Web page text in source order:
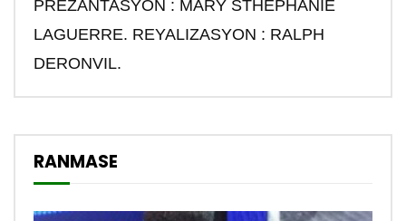
PREZANTASYON : MARY STHEPHANIE
LAGUERRE. REYALIZASYON : RALPH
DERONVIL.
RANMASE